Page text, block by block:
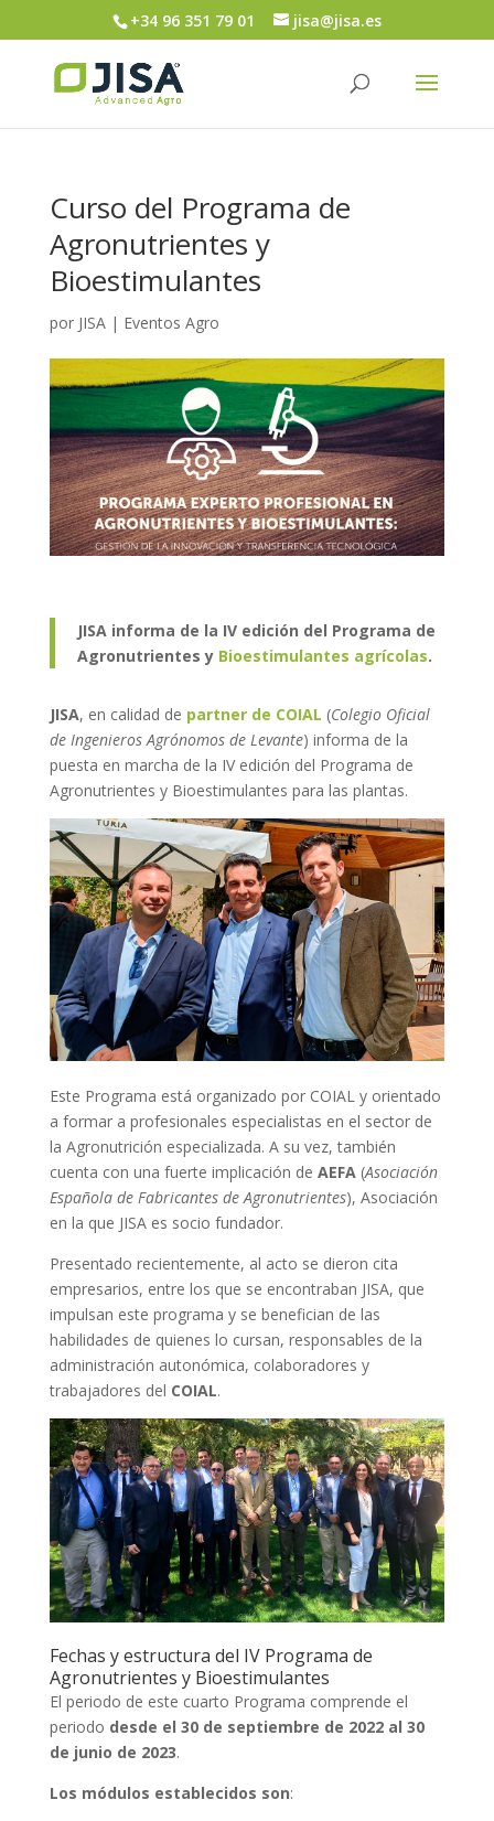
+34 96 351 79 01 jisa@jisa.es
Curso del Programa de
Agronutrientes y
Bioestimulantes
por JISA| Eventos Agro
JISA informa de la IV edición del Programa de
Agronutrientes y Bioestimulantes agrícolas.
JISA, en calidad de partner de COIAL (Colegio Oficial
de Ingenieros Agrónomos de Levante) informa de la
puesta en marcha de la IV edición del Programa de
Agronutrientes y Bioestimulantes para las plantas.
Este Programa está organizado por COIAL y orientado
a formar a profesionales especialistas en el sector de
la Agronutrición especializada. A su vez, también
cuenta con una fuerte implicación de AEFA(Asociación
Española de Fabricantes de Agronutrientes), Asociación
en la que JISA es socio fundador.
Presentado recientemente, al acto se dieron cita
empresarios, entre los que se encontraban JISA, que
impulsan este programa y se benefician de las
habilidades de quienes lo cursan, responsables de la
administración autonómica, colaboradores y
trabajadores del COIAL.
Fechas y estructura del IV Programa de
Agronutrientes y Bioestimulantes
El periodo de este cuarto Programa comprende el
periodo desde el 30 de septiembre de 2022 al 30
de junio de 2023.
Los módulos establecidos son: